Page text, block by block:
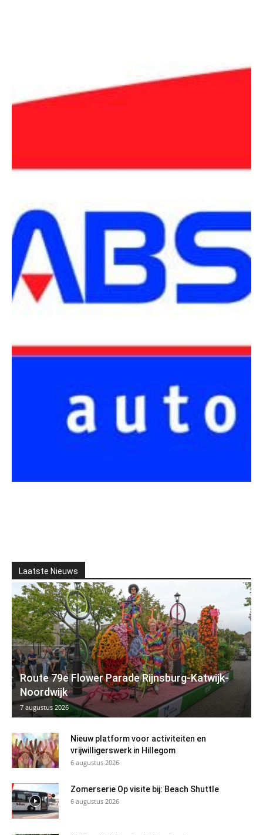
Laatste Nieuws
Route 79e Flower Parade Rijnsburg-Katwijk-
Noordwijk
7 augustus 2026
Nieuw platform voor activiteiten en
vrijwilligerswerk in Hillegom
6 augustus 2026
Zomerserie Op visite bij: Beach Shuttle
6 augustus 2026